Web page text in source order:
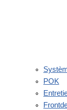
POK